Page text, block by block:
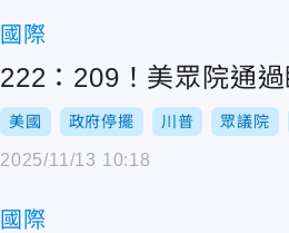
國際
222：209！美眾院通
美國 政府停擺 川普 眾議院
2025/11/13 10:18
國際